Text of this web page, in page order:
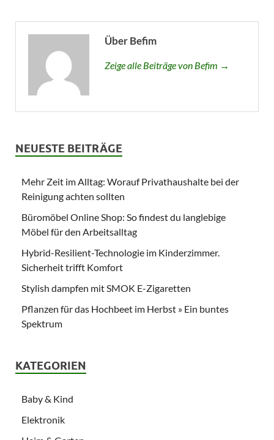
Über Befim
Zeige alle Beiträge von Befim →
NEUESTE BEITRÄGE
Mehr Zeit im Alltag: Worauf Privathaushalte bei der
Reinigung achten sollten
Büromöbel Online Shop: So findest du langlebige
Möbel für den Arbeitsalltag
Hybrid-Resilient-Technologie im Kinderzimmer.
Sicherheit trifft Komfort
Stylish dampfen mit SMOK E-Zigaretten
Pflanzen für das Hochbeet im Herbst » Ein buntes
Spektrum
KATEGORIEN
Baby & Kind
Elektronik